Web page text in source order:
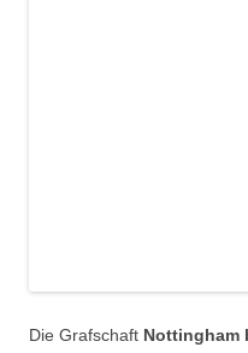
Die Grafschaft Nottingham